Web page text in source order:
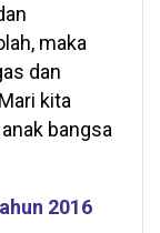
maka
dan
kita
bangsa
2016